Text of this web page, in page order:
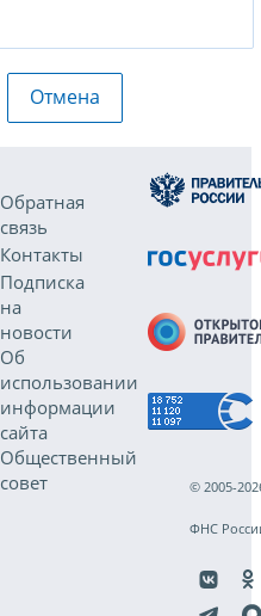
Отмена
Обратная
связь
Контакты
Подписка
на
новости
Об
использовании
информации
сайта
Общественный
совет
© 2005-
ФНС